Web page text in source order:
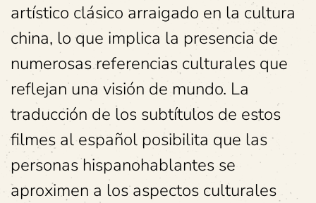
artístico clásico arraigado en la cultura
china, lo que implica la presencia de
numerosas referencias culturales que
reflejan una visión de mundo. La
traducción de los subtítulos de estos
filmes al español posibilita que las
personas hispanohablantes se
aproximen a los aspectos culturales